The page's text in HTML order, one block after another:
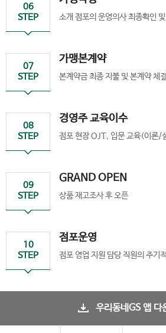
06
STEP
소개 점포의 운영의사 최종확인
07
STEP
가맹본계약
본계약금 최종 지불 및 본계약 체결
08
STEP
경영주 교육이수
점포 현장 OJT, 입문 교육(이론/
09
STEP
GRAND OPEN
상품 재고조사 후 오픈
10
STEP
점포운영
점포 영업 지원 담당 직원의 주기
우리동네GS 앱 다